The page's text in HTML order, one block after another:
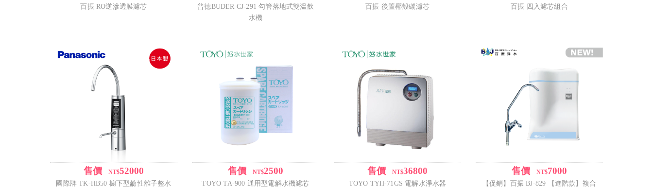
百振 RO逆滲透膜濾芯
普德BUDER CJ-291 勾管落地式雙溫飲
水機
百振 後置椰殼碳濾芯 百振 四入濾芯組合
售價/ NT$52000
國際牌 TK-HB50 櫥下型鹼性離子整水
售價/ NT$2500
TOYO TA-900 通用型電解水機濾芯
售價/ NT$36800
TOYO TYH-71GS 電解水淨水器
售價/ NT$7000
【促銷】百振 BJ-829 【進階款】複合